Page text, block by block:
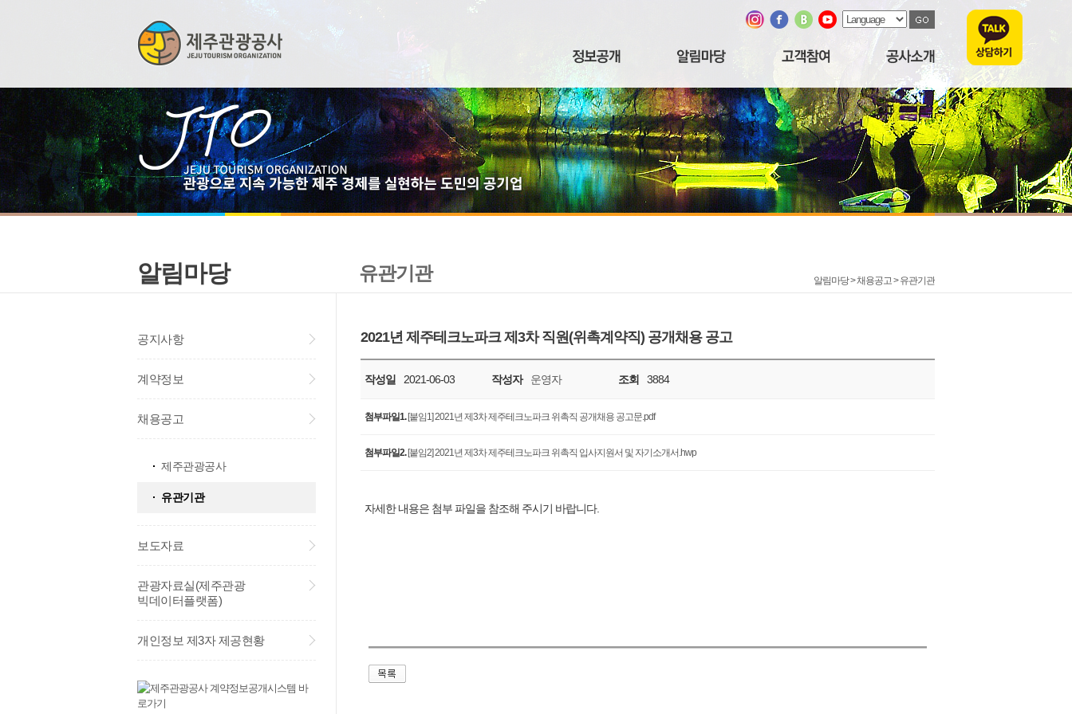
알림마당
공지사항
계약정보
채용공고
제주관광공사
유관기관
보도자료
관광자료실(제주관광
빅데이터플랫폼)
개인정보 제3자 제공현황
알림마당 > 채용공고 >유관기관
유관기관
2021년 제주테크노파크 제3차 직원(위촉계약직) 공개채용 공고
작성일 2021-06-03 작성자 운영자 조회 3884
첨부파일1. [붙임1] 2021년 제3차 제주테크노파크 위촉직 공개채용 공고문.pdf
첨부파일2. [붙임2] 2021년 제3차 제주테크노파크 위촉직 입사지원서 및 자기소개서.hwp
자세한 내용은 첨부 파일을 참조해 주시기 바랍니다.